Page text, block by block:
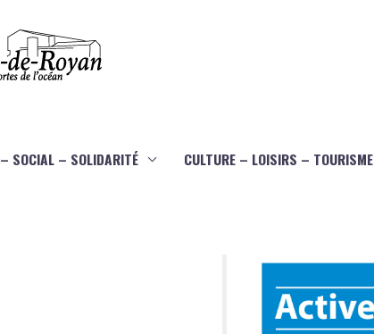
– SOCIAL – SOLIDARITÉ CULTURE – LOISIRS – TOURISME